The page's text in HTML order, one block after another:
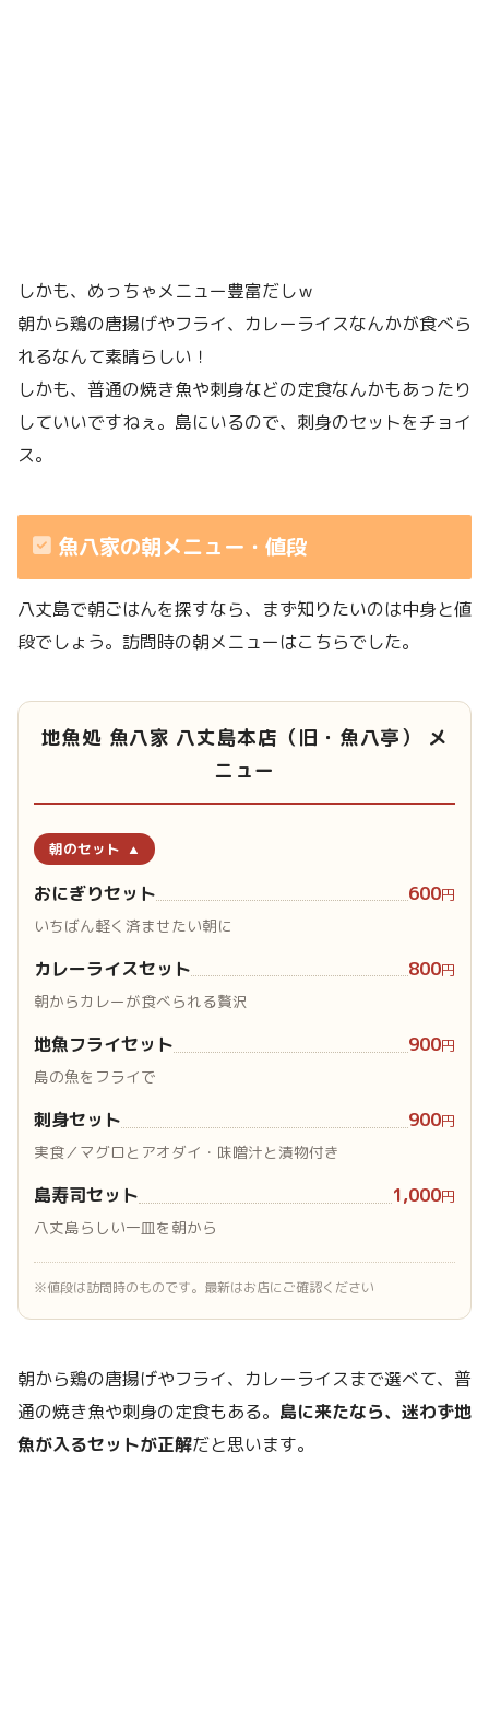
しかも、めっちゃメニュー豊富だしｗ
朝から鶏の唐揚げやフライ、カレーライスなんかが食べら
れるなんて素晴らしい！
しかも、普通の焼き魚や刺身などの定食なんかもあったり
していいですねぇ。島にいるので、刺身のセットをチョイ
ス。
魚八家の朝メニュー・値段
八丈島で朝ごはんを探すなら、まず知りたいのは中身と値
段でしょう。訪問時の朝メニューはこちらでした。
地魚処 魚八家 八丈島本店（旧・魚八亭） メ
ニュー
朝のセット
おにぎりセット 600円
いちばん軽く済ませたい朝に
カレーライスセット 800円
朝からカレーが食べられる贅沢
地魚フライセット 900円
島の魚をフライで
刺身セット 900円
実食／マグロとアオダイ・味噌汁と漬物付き
島寿司セット 1,000円
八丈島らしい一皿を朝から
※値段は訪問時のものです。最新はお店にご確認ください
朝から鶏の唐揚げやフライ、カレーライスまで選べて、普
通の焼き魚や刺身の定食もある。 島に来たなら、迷わず地
魚が入るセットが正解だと思います。